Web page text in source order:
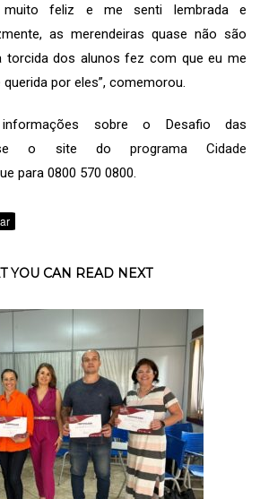
muito feliz e me senti lembrada e
as merendeiras quase não são
torcida dos alunos fez com que eu me
por eles”, comemorou.
sobre o Desafio das
o site do programa Cidade
para 0800 570 0800.
YOU CAN READ NEXT